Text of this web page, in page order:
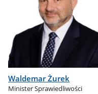
Waldemar Żurek
Minister Sprawiedliwości